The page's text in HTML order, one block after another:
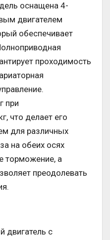
оснащена 4-
двигателем
обеспечивает
проходимость
при
что делает его
для различных
на обеих осях
торможение, а
преодолевать
с